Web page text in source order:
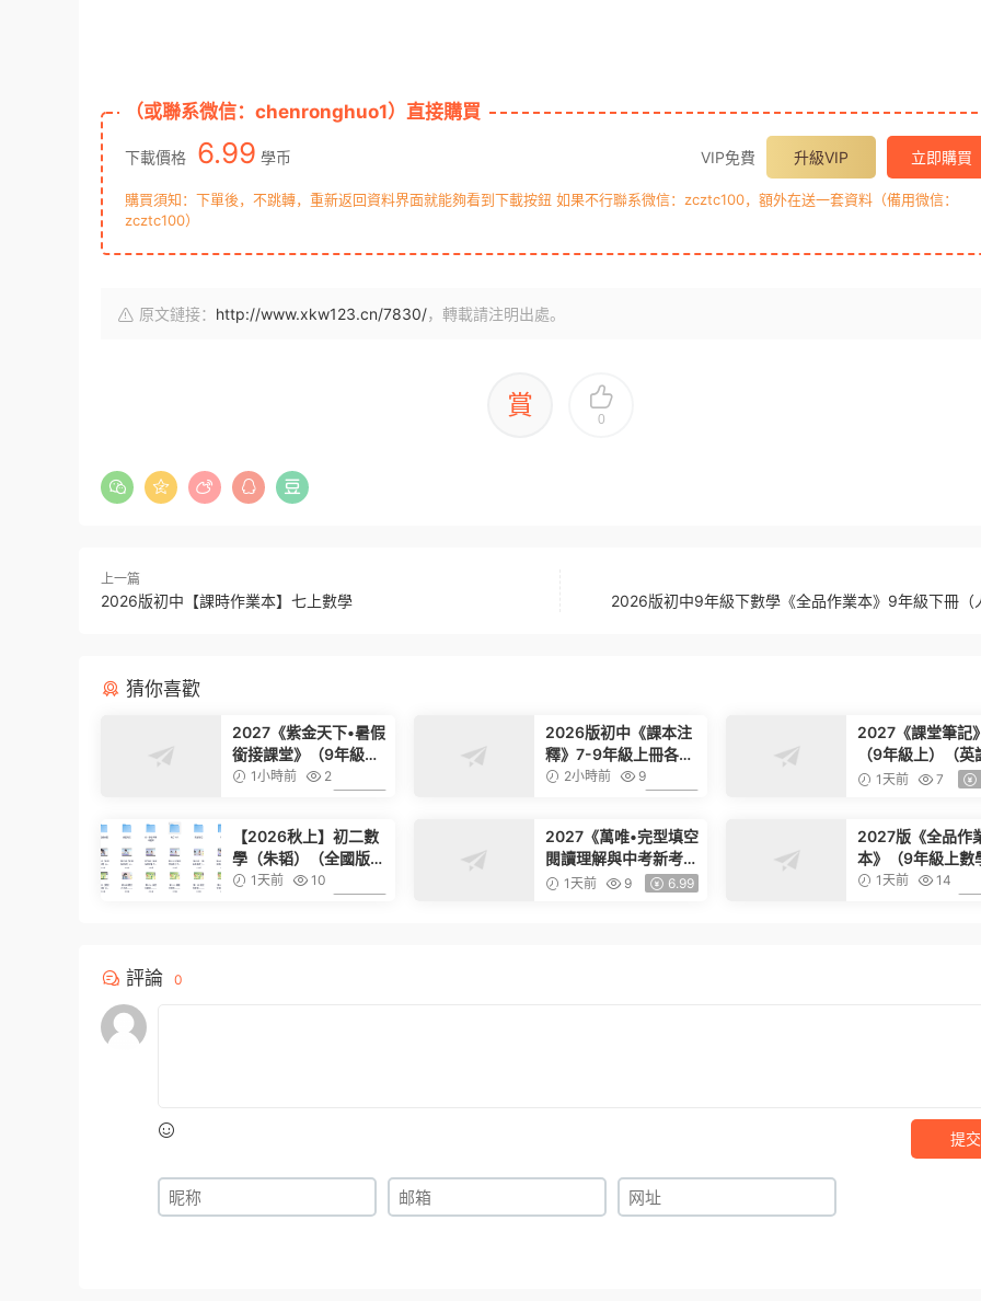
（或聯系微信：chenronghuo1）直接購買
下載價格 6.99 學币 VIP免費 升級VIP 立即購買
購買須知：下單後，不跳轉，重新返回資料界面就能夠看到下載按鈕 如果不行聯系微信：zcztc100，額外在送一套資料（備用微信：
zcztc100）
原文鏈接： http://www.xkw123.cn/7830/，轉載請注明出處。
賞 0
上一篇
2026版初中【課時作業本】七上數學 2026版初中9年級下數學《全品作業本》9年級下冊（
猜你喜歡
2027《紫金天下•暑假
銜接課堂》（9年級數
學）（浙教版）
1小時前
2
2026版初中《課本注
釋》7-9年級上冊各科
合集2小時前
9
2027《課堂筆記》
（9年級上）（英
（滬教版）
1天前 7
【2026秋上】初二數
學（朱韬）（全國版S
班）（完結）
1天前
10
2027《萬唯•完型填空
閱讀理解與中考新考
法》（基礎版）（7-9
1天前 9 6.99
2027版《全品作
本》（9年級上數
（人教版）
1天前
14
評論 0
提交